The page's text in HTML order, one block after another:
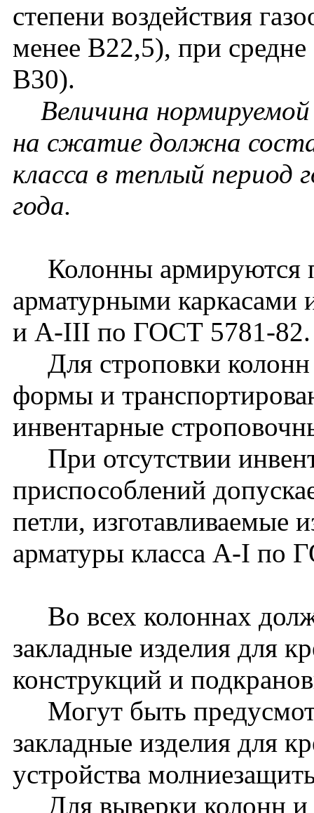
степени воздействия
менее В22,5), при
В30).
Величина
на сжатие должна
класса в теплый период
года.
Колонны армируются
арматурными каркасами
и A-III по ГОСТ 5781-82.
Для строповки колонн
формы и
инвентарные
При отсутствии
приспособлений
петли, изготавливаемые
арматуры класса A-I по
Во всех колоннах
закладные изделия для
конструкций и
Могут быть
закладные изделия для
устройства
Для выверки колонн